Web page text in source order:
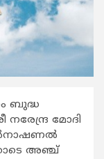
ബുദ്ധ
നരേന്ദ്ര മോദി
അഞ്ച്